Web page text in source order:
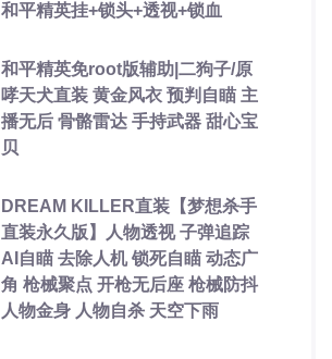
和平精英挂+锁头+透视+锁血
和平精英免root版辅助|二狗子/原
哮天犬直装 黄金风衣 预判自瞄 主
播无后 骨骼雷达 手持武器 甜心宝
贝
DREAM KILLER直装【梦想杀手
直装永久版】人物透视 子弹追踪
AI自瞄 去除人机 锁死自瞄 动态广
角 枪械聚点 开枪无后座 枪械防抖
人物金身 人物自杀 天空下雨